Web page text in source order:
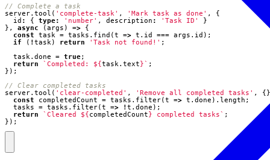
server. tool ( 'complete-task' , 'Mark task as done' ,
{
id : { type: 'number' , description : 'Task ID'
}
},
async (args ) =>
{
const
task = tasks . find (t => t . id === args . id );
if
( ! task ) return 'Task not found!' ;
task . done = true;
return
`Completed: ${task . text}` ;
});
server. tool ( 'clear-completed' , 'Remove all completed tasks' ,
const
completedCount = tasks . filter(t => t . done ). length ;
tasks
= tasks . filter(t => ! t . done );
return
`Cleared ${completedCount} completed tasks` ;
});